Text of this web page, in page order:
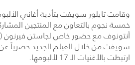
وقامت تايلور سويفت بتأدية أغاني
خمسة نجوم بالتعاون مع المنتجين
أنتونوف مع حضور خاص لجاستن
سويفت من خلال الفيلم الجديد حصرياً
ارتبطت بالأغنيات الـ 17 لألبومها.